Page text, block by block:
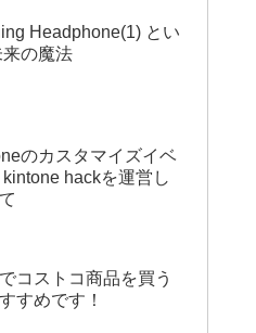
Headphone(1) とい
来の魔法
のカスタマイズイベ
kintone hackを運営し
コストコ商品を買う
すめです！